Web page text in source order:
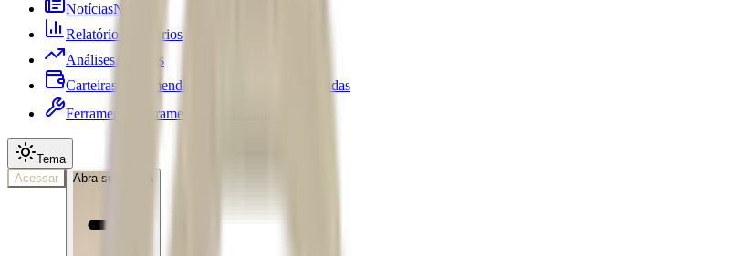
NotíciasNotícias
Relatórios
Relatórios
Análises Análises
Carteiras Recomendadas
Carteiras Recomendadas
Ferramentas
Ferramentas • submenu
Tema
Acessar
Abra sua conta